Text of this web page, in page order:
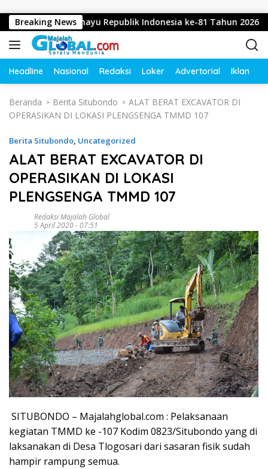
Breaking News
Dirgahayu Republik Indonesia ke-81 Tahun 2026
Headline Nasional Redaksi Loker Advertorial Iklan
Beranda Berita Situbondo
ALAT BERAT EXCAVATOR DI
OPERASIKAN DI LOKASI PLENGSENGA TMMD 107
Berita Situbondo, Uncategorized
ALAT BERAT EXCAVATOR DI
OPERASIKAN DI LOKASI
PLENGSENGA TMMD 107
Redaksi Majalah Global
5 April 2020 - 07:51
SITUBONDO – Majalahglobal.com : Pelaksanaan
kegiatan TMMD ke -107 Kodim 0823/Situbondo yang di
laksanakan di Desa Tlogosari dari sasaran fisik sudah
hampir rampung semua.